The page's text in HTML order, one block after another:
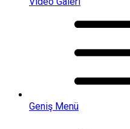
Geniş Menü